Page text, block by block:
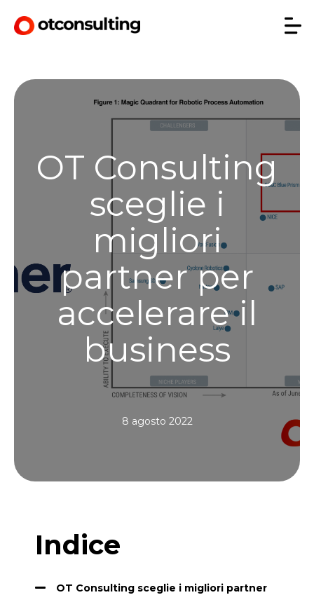
OT Consulting
sceglie i
migliori
partner per
accelerare il
business
8 agosto 2022
Indice
OT Consulting sceglie i migliori partner